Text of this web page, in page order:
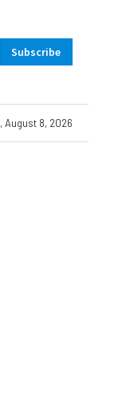
Subscribe
August 8, 2026